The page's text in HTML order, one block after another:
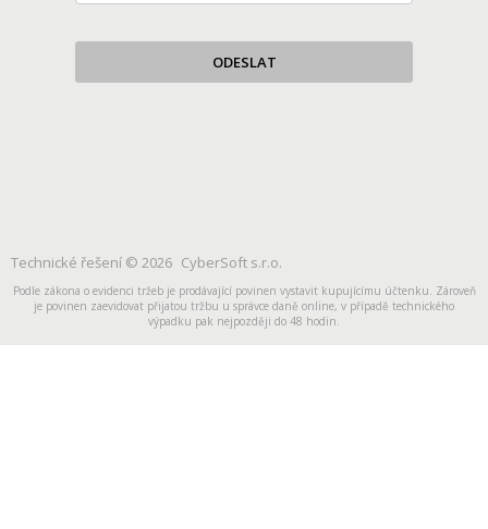
ODESLAT
Technické řešení © 2026 CyberSoft s.r.o.
Podle zákona o evidenci tržeb je prodávající povinen vystavit kupujícímu účtenku. Zároveň
je povinen zaevidovat přijatou tržbu u správce daně online, v případě technického
výpadku pak nejpozději do 48 hodin.